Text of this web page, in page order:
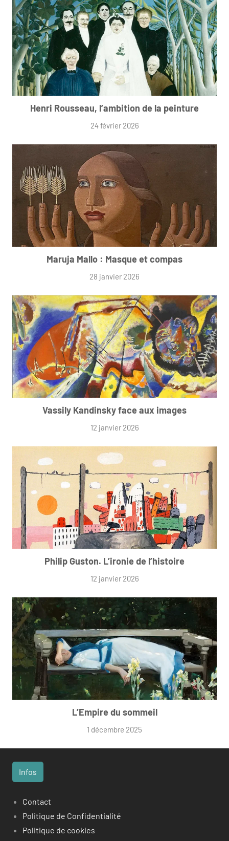
Henri Rousseau, l’ambition de la peinture
24 février 2026
Maruja Mallo : Masque et compas
28 janvier 2026
Vassily Kandinsky face aux images
12 janvier 2026
Philip Guston. L’ironie de l’histoire
12 janvier 2026
L’Empire du sommeil
1 décembre 2025
Infos
Contact
Politique de Confidentialité
Politique de cookies